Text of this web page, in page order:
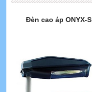
Đèn cao áp ONYX-S